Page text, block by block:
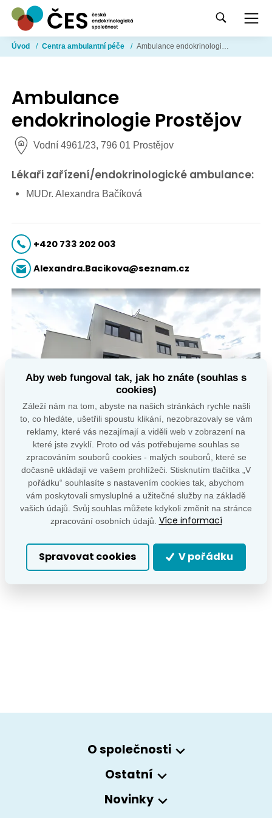
Úvod / Centra ambulantní péče / Ambulance endokrinologie Prostějov
Ambulance
endokrinologie Prostějov
Vodní 4961/23, 796 01 Prostějov
Lékaři zařízení/endokrinologické ambulance:
MUDr. Alexandra Bačíková
+420 733 202 003
Alexandra.Bacikova@seznam.cz
O společnosti
Ostatní
Novinky
Aby web fungoval tak, jak ho znáte (souhlas s
cookies)
Záleží nám na tom, abyste na našich stránkách rychle našli
to, co hledáte, ušetřili spoustu klikání, nezobrazovaly se vám
reklamy, které vás nezajímají a viděli web v zobrazení na
které jste zvyklí. Proto od vás potřebujeme souhlas se
zpracováním souborů cookies - malých souborů, které se
dočasně ukládají ve vašem prohlížeči. Stisknutím tlačítka „V
pořádku“ souhlasíte s nastavením cookies tak, abychom
vám poskytovali smysluplné a užitečné služby na základě
vašich údajů. Svůj souhlas můžete kdykoli změnit na stránce
zpracování osobních údajů. Více informací
Spravovat cookies V pořádku